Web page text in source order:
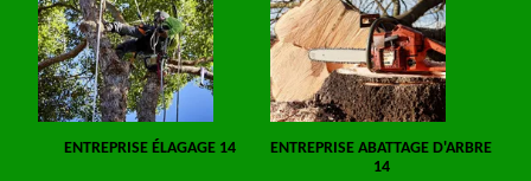
ENTREPRISE ÉLAGAGE 14
ENTREPRISE ABATTAGE D'ARBRE
14